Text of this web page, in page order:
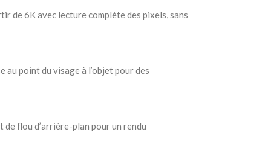
de 6K avec lecture complète des pixels, sans
au point du visage à l’objet pour des
flou d’arrière-plan pour un rendu